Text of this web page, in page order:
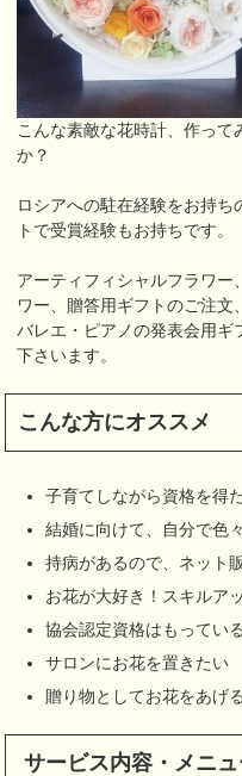
こんな素敵な花時計、作って
か？
ロシアへの駐在経験をお持ち
トで受賞経験もお持ちです。
アーティフィシャルフラワー
ワー、贈答用ギフトのご注文
バレエ・ピアノの発表会用ギ
下さいます。
こんな方にオススメ
子育てしながら資格を得
結婚に向けて、自分で色
持病があるので、ネット
お花が大好き！スキルア
協会認定資格はもってい
サロンにお花を置きたい
贈り物としてお花をあげ
サービス内容・メニ